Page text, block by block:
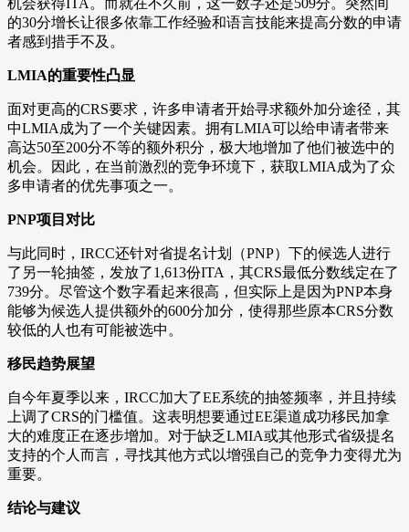
机会获得ITA。而就在不久前，这一数字还是509分。突然间
的30分增长让很多依靠工作经验和语言技能来提高分数的申请
者感到措手不及。
LMIA的重要性凸显
面对更高的CRS要求，许多申请者开始寻求额外加分途径，其
中LMIA成为了一个关键因素。拥有LMIA可以给申请者带来
高达50至200分不等的额外积分，极大地增加了他们被选中的
机会。因此，在当前激烈的竞争环境下，获取LMIA成为了众
多申请者的优先事项之一。
PNP项目对比
与此同时，IRCC还针对省提名计划（PNP）下的候选人进行
了另一轮抽签，发放了1,613份ITA，其CRS最低分数线定在了
739分。尽管这个数字看起来很高，但实际上是因为PNP本身
能够为候选人提供额外的600分加分，使得那些原本CRS分数
较低的人也有可能被选中。
移民趋势展望
自今年夏季以来，IRCC加大了EE系统的抽签频率，并且持续
上调了CRS的门槛值。这表明想要通过EE渠道成功移民加拿
大的难度正在逐步增加。对于缺乏LMIA或其他形式省级提名
支持的个人而言，寻找其他方式以增强自己的竞争力变得尤为
重要。
结论与建议